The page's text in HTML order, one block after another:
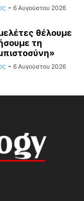
- 6 Αυγούστου 2026
θέλουμε
τη
- 6 Αυγούστου 2026